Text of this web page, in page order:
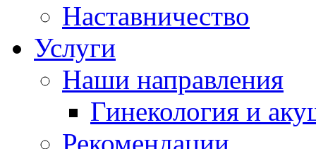
Наставничество
Услуги
Наши направления
Гинекология и